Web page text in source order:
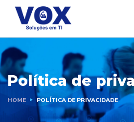
Política de
HOME POLÍTICA DE PRIVACIDADE